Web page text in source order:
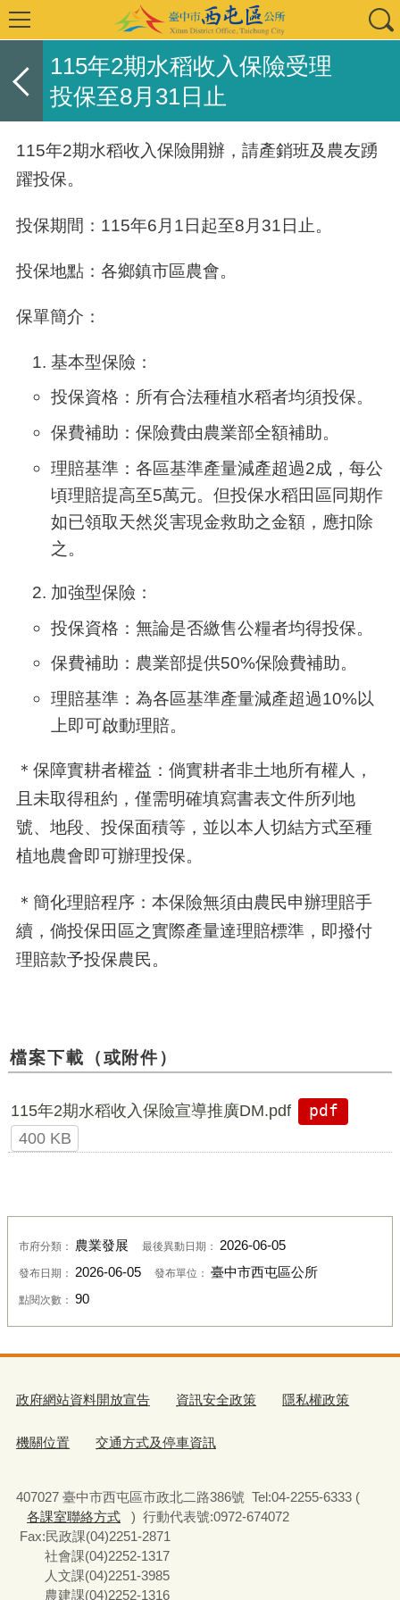
115年2期水稻收入保險受理
投保至8月31日止
115年2期水稻收入保險開辦，請產銷班及農友踴
躍投保。
投保期間： 115年6 月 1日起至8 月 31日止。
投保地點：各鄉鎮市區農會。
保單簡介：
基本型保險：
投保資格：所有合法種植水稻者均須投保。
保費補助：保險費由農業部全額補助。
理賠基準：各區基準產量減產超過2成，每公
頃理賠提高至5萬元。但投保水稻田區同期作
如已領取天然災害現金救助之金額，應扣除
之。
加強型保險：
投保資格：無論是否繳售公糧者均得投保。
保費補助：農業部提供50%保險費補助。
理賠基準：為各區基準產量減產超過10%以
上即可啟動理賠。
＊保障實耕者權益：倘實耕者非土地所有權人，
且未取得租約，僅需明確填寫書表文件所列地
號、地段、投保面積等，並以本人切結方式至種
植地農會即可辦理投保。
＊簡化理賠程序：本保險無須由農民申辦理賠手
續，倘投保田區之實際產量達理賠標準，即撥付
理賠款予投保農民。
檔案下載（或附件）
115年2期水稻收入保險宣導推廣DM.pdf
pdf
400 KB
市府分類： 農業發展 最後異動日期： 2026-06-05
發布日期： 2026-06-05 發布單位： 臺中市西屯區公所
點閱次數： 90
政府網站資料開放宣告 資訊安全政策 隱私權政策
機關位置 交通方式及停車資訊
407027 臺中市西屯區市政北二路386號 Tel:04-2255-6333 (
各課室聯絡方式
) 行動代表號:0972-674072
Fax:民政課(04)2251-2871
社會課(04)2252-1317
人文課(04)2251-3985
農建課(04)2252-1316